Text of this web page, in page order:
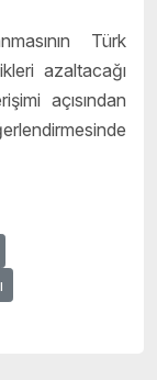
Türk
azaltacağı
açısından